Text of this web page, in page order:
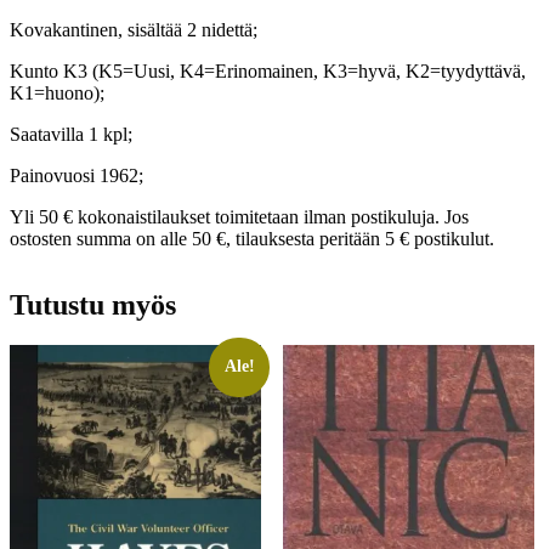
Kovakantinen, sisältää 2 nidettä;
Kunto K3 (K5=Uusi, K4=Erinomainen, K3=hyvä, K2=tyydyttävä,
K1=huono);
Saatavilla 1 kpl;
Painovuosi 1962;
Yli 50 € kokonaistilaukset toimitetaan ilman postikuluja. Jos
ostosten summa on alle 50 €, tilauksesta peritään 5 € postikulut.
Tutustu myös
Ale!